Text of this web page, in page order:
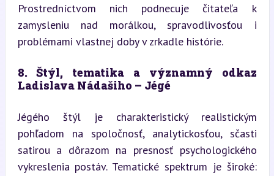
Prostredníctvom nich podnecuje čitateľa k
zamysleniu nad morálkou, spravodlivosťou i
problémami vlastnej doby v zrkadle histórie.
8. Štýl, tematika a významný odkaz
Ladislava Nádašiho – Jégé
Jégého štýl je charakteristický realistickým
pohľadom na spoločnosť, analytickosťou, sčasti
satirou a dôrazom na presnosť psychologického
vykreslenia postáv. Tematické spektrum je široké: